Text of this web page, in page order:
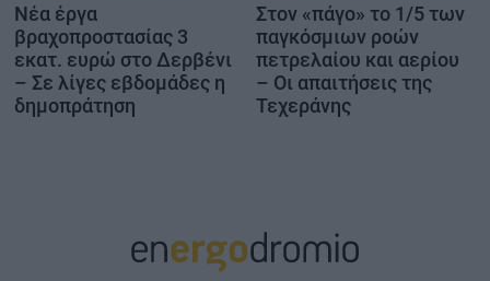
Νέα έργα
βραχοπροστασίας 3
εκατ. ευρώ στο Δερβένι
– Σε λίγες εβδομάδες η
δημοπράτηση
Στον «πάγο» το 1/5 των
παγκόσμιων ροών
πετρελαίου και αερίου
– Οι απαιτήσεις της
Τεχεράνης